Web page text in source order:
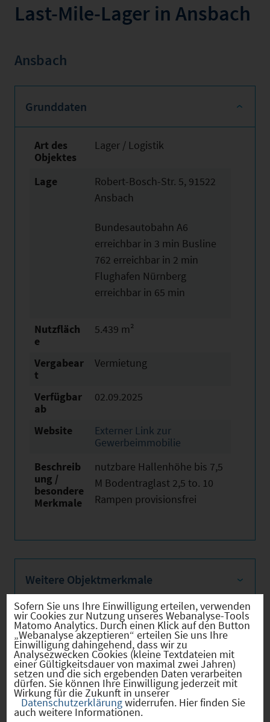
Last-Mile-Lager in Ansbach
Ansbach
Grunddaten
Art des
Objektes
Lager / Logistik
Lage
Robert-Bosch-Str. 5, 91522
Ansbach
Bundesautobahn A6
erreichbar in 3 min Busline
762 erreichbar in 2 min
Flughafen Nürnberg
erreichbar in 65 min
Nutzfläch
e
5.439 m²
Vergabear
t
Vermietung
Verfügbar
ab
02.09.2025
Website
Externer Link zur
Gewerbeimmobilie
Beschreib
ung /
besondere
Merkmale
nutzbare Hallenhöhe bis 7,5
M Bodentraglast 2,5 to. 10
Rampen provisionsfrei
Weitere Objektmerkmale
Bilder
Wir weisen ausdrücklich darauf hin, dass
vorstehende Informationen auf den Angaben des
Sofern Sie uns Ihre Einwilligung erteilen, verwenden
wir Cookies zur Nutzung unseres Webanalyse-Tools
Matomo Analytics. Durch einen Klick auf den Button
„Webanalyse akzeptieren“ erteilen Sie uns Ihre
Einwilligung dahingehend, dass wir zu
Analysezwecken Cookies (kleine Textdateien mit
einer Gültigkeitsdauer von maximal zwei Jahren)
setzen und die sich ergebenden Daten verarbeiten
dürfen. Sie können Ihre Einwilligung jederzeit mit
Wirkung für die Zukunft in unserer
Datenschutzerklärungwiderrufen. Hier finden Sie
auch weitere Informationen.